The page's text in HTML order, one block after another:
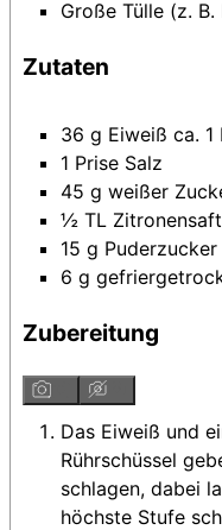
Große Tülle (z. B.
Zutaten
36 g Eiweiß ca. 1
1 Prise Salz
45 g weißer
½ TL Zitronensaft
15 g Puderzucker
6 g
Zubereitung
Das Eiweiß und
Rührschüssel
schlagen, dabei
höchste Stufe